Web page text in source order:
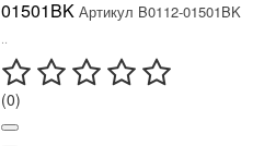
01501BK Артикул B0112-01501BK
(0)